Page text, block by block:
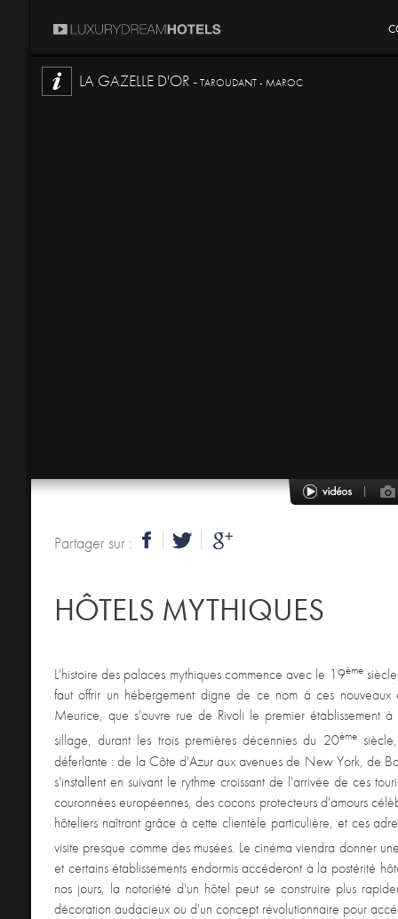
LA GAZELLE D'OR -TAROUDANT - MAROC
Partager sur :
HÔTELS MYTHIQUES
L'histoire des palaces mythiques commence avec le 19ème
faut offrir un hébergement digne de ce nom à ces nouveaux
Meurice, que s'ouvre rue de Rivoli le premier établissement
sillage, durant les trois premières décennies du 20èmesiècle,
déferlante : de la Côte d'Azur aux avenues de New York, de
s'installent en suivant le rythme croissant de l'arrivée de ces
couronnées européennes, des cocons protecteurs d'amours
hôteliers naîtront grâce à cette clientèle particulière, et ces
visite presque comme des musées. Le cinéma viendra donner
et certains établissements endormis accéderont à la postérité
nos jours, la notoriété d'un hôtel peut se construire plus
décoration audacieux ou d'un concept révolutionnaire pour